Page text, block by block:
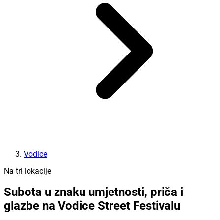
Vodice
Na tri lokacije
Subota u znaku umjetnosti, priča i
glazbe na Vodice Street Festivalu